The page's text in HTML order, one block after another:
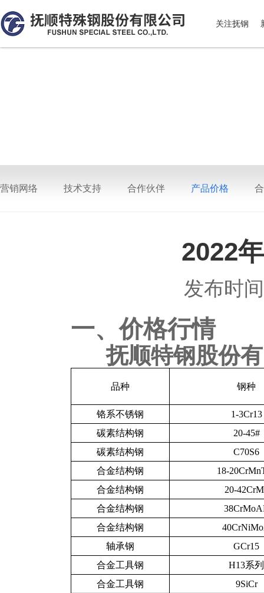
关注抚钢
营销网络 技术支持 合作伙伴 产品价格
2022
发布时
一、价格行情
抚顺特钢股份
品种 钢种
铬系不锈钢
1-3Cr13
碳素结构钢
20-45#
碳素结构钢
C70S6
合金结构钢
18-
合金结构钢
20-
合金结构钢
合金结构钢
轴承钢
GCr15
合金工具钢
H13系列
合金工具钢
9SiCr